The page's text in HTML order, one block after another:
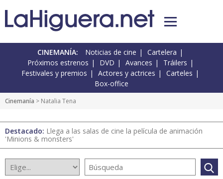
CINEMANÍA: Noticias de cine
Cartelera
Próximos estrenos
DVD Avances
Tráilers
Festivales y premios
Actores y actrices
Carteles
Box-office
Cinemanía > Natalia Tena
Destacado: Llega a las salas de cine la película de animación
'Minions & monsters'